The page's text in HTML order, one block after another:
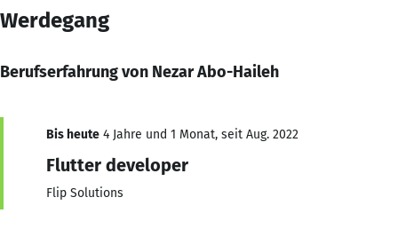
Werdegang
Berufserfahrung von Nezar Abo-Haileh
Bis heute 4 Jahre und 1 Monat, seit Aug. 2022
Flutter developer
Flip Solutions